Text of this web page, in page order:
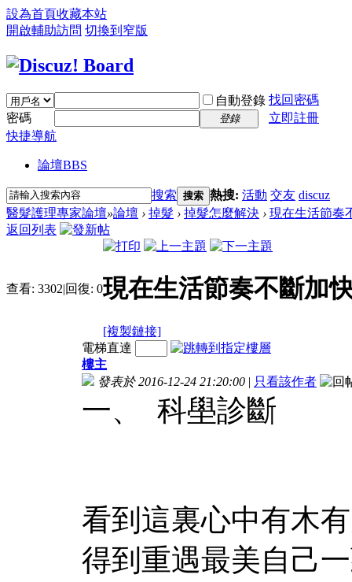
設為首頁收藏本站
開啟輔助訪問 切換到窄版
自動登錄 找回密碼
密碼
登錄
立即註冊
快捷導航
論壇BBS
搜索 搜索 熱搜: 活動 交友 discuz
醫髮護理專家論壇»論壇 › 掉髮 › 掉髮怎麼解決 › 現在生活節奏
返回列表
查看: 3302|回復: 0現在生活節奏不斷加
[複製鏈接]
電梯直達
樓主
發表於 2016-12-24 21:20:00 | 只看該作者
一、 科壆診斷
看到這裏心中有木
得到重遇最美自己